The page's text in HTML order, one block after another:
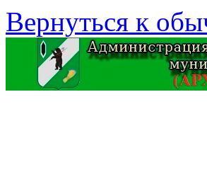
Вернуться к